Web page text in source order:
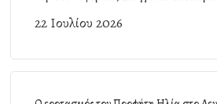
22 Ιουλίου 2026